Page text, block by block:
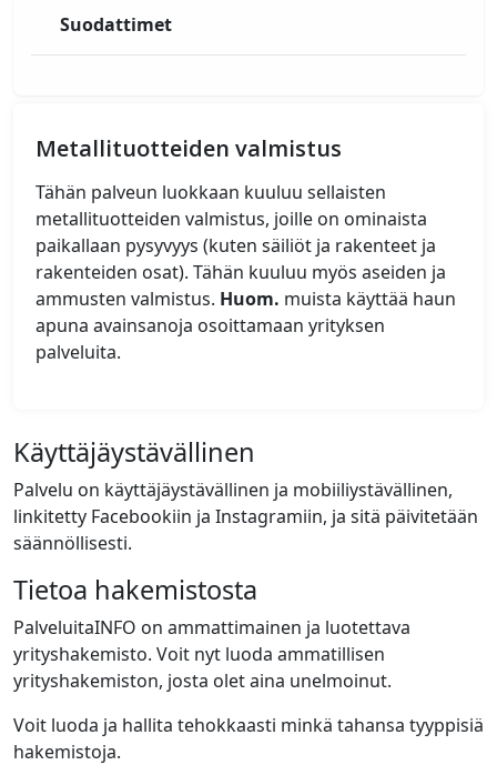
Suodattimet
Metallituotteiden valmistus
Tähän palveun luokkaan kuuluu sellaisten
metallituotteiden valmistus, joille on ominaista
paikallaan pysyvyys (kuten säiliöt ja rakenteet ja
rakenteiden osat). Tähän kuuluu myös aseiden ja
ammusten valmistus. Huom. muista käyttää haun
apuna avainsanoja osoittamaan yrityksen
palveluita.
Käyttäjäystävällinen
Palvelu on käyttäjäystävällinen ja mobiiliystävällinen,
linkitetty Facebookiin ja Instagramiin, ja sitä päivitetään
säännöllisesti.
Tietoa hakemistosta
PalveluitaINFO on ammattimainen ja luotettava
yrityshakemisto. Voit nyt luoda ammatillisen
yrityshakemiston, josta olet aina unelmoinut.
Voit luoda ja hallita tehokkaasti minkä tahansa tyyppisiä
hakemistoja.